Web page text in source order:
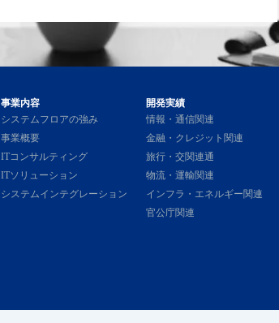
事業内容
システムフロアの強み
事業概要
ITコンサルティング
ITソリューション
システムインテグレーション
開発実績
情報・通信関連
金融・クレジット関連
旅行・交関連通
物流・運輸関連
インフラ・エネルギー関連
官公庁関連